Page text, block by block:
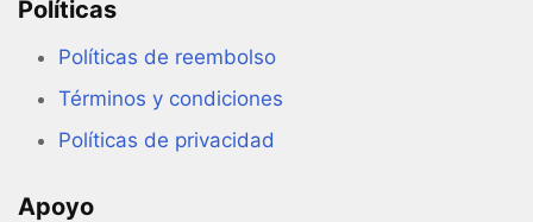
Políticas
Políticas de reembolso
Términos y condiciones
Políticas de privacidad
Apoyo